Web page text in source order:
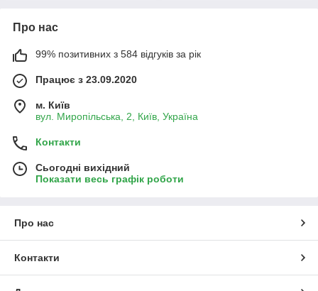
Про нас
99% позитивних з 584 відгуків за рік
Працює з 23.09.2020
м. Київ
вул. Миропільська, 2, Київ, Україна
Контакти
Сьогодні вихідний
Показати весь графік роботи
Про нас
Контакти